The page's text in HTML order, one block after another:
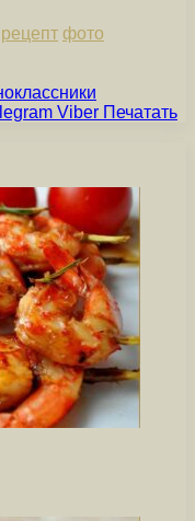
рецепт фото
Viber Печатать